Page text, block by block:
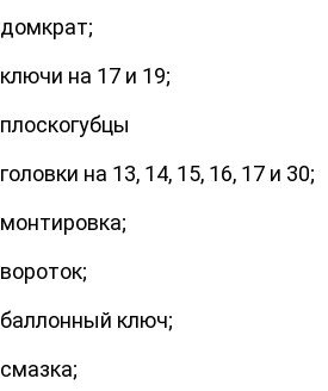
домкрат;
ключи на 17 и 19;
плоскогубцы
головки на 13, 14, 15, 16, 17 и 30;
монтировка;
вороток;
баллонный ключ;
смазка;